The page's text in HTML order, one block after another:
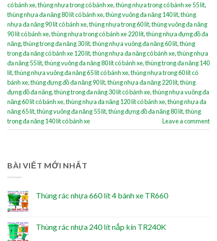
có bánh xe,thùng nhựa trong có bánh xe,thùng nhựa trong có bánh xe 55 lít,
thùng nhựa đa năng 80 lít có bánh xe,thùng vuông đa năng 140 lít,thùng
nhựa đa năng 90 lít có bánh xe,thùng nhựa trong 60 lít,thùng vuông đa năng
90 lít có bánh xe,thùng nhựa trong có bánh xe 220 lít,thùng nhựa đựng đồ đa
năng,thùng trong đa năng 30 lít,thùng nhựa vuông đa năng 60 lít,thùng
trong đa năng có bánh xe 120 lít,thùng nhựa đa năng có bánh xe,thùng nhựa
đa năng 55 lít,thùng vuông đa năng 80 lít có bánh xe,thùng trong đa năng 140
lít,thùng nhựa vuông đa năng 65 lít có bánh xe,thùng nhựa trong 60 lít có
bánh xe,thùng đựng đồ đa năng 90 lít,thùng nhựa đa năng 220 lít,thùng
đựng đồ đa năng,thùng trong đa năng 30 lít có bánh xe,thùng nhựa vuông đa
năng 60 lít có bánh xe,thùng nhựa đa năng 120 lít có bánh xe,thùng nhựa đa
năng 65 lít,thùng vuông đa năng 55 lít,thùng đựng đồ đa năng 80 lít,thùng
trong đa năng 140 lít có bánh xe
Leave a comment
BÀI VIẾT MỚI NHẤT
Thùng rác nhựa 660 lít 4 bánh xe TR660
Thùng rác nhựa 240 lít nắp kín TR240K